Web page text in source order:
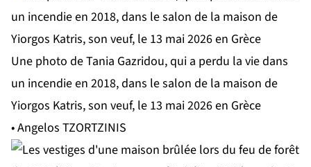
Une photo de Tania Gazridou, qui a perdu la vie dans
un incendie en 2018, dans le salon de la maison de
Yiorgos Katris, son veuf, le 13 mai 2026 en Grèce
• Angelos TZORTZINIS